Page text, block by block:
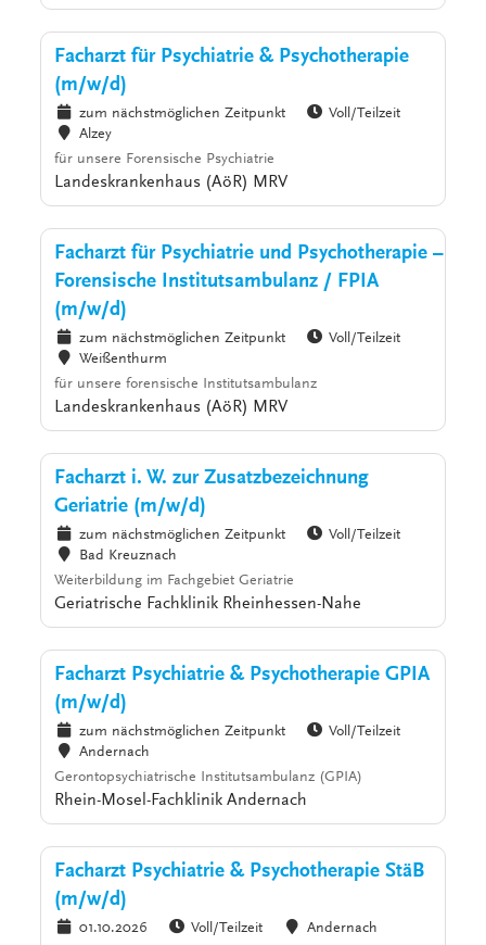
Facharzt für Psychiatrie & Psychotherapie
(m/w/d)
zum nächstmöglichen Zeitpunkt
Voll/Teilzeit
Alzey
für unsere Forensische Psychiatrie
Landeskrankenhaus (AöR) MRV
Facharzt für Psychiatrie und Psychotherapie –
Forensische Institutsambulanz / FPIA
(m/w/d)
zum nächstmöglichen Zeitpunkt
Voll/Teilzeit
Weißenthurm
für unsere forensische Institutsambulanz
Landeskrankenhaus (AöR) MRV
Facharzt i. W. zur Zusatzbezeichnung
Geriatrie (m/w/d)
zum nächstmöglichen Zeitpunkt
Voll/Teilzeit
Bad Kreuznach
Weiterbildung im Fachgebiet Geriatrie
Geriatrische Fachklinik Rheinhessen-Nahe
Facharzt Psychiatrie & Psychotherapie GPIA
(m/w/d)
zum nächstmöglichen Zeitpunkt
Voll/Teilzeit
Andernach
Gerontopsychiatrische Institutsambulanz (GPIA)
Rhein-Mosel-Fachklinik Andernach
Facharzt Psychiatrie & Psychotherapie StäB
(m/w/d)
01.10.2026 Voll/Teilzeit
Andernach